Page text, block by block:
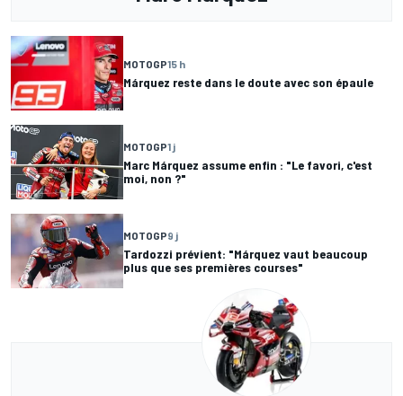
MOTOGP15 h
Márquez reste dans le doute avec son épaule
MOTOGP1 j
Marc Márquez assume enfin : "Le favori, c'est
moi, non ?"
MOTOGP9 j
Tardozzi prévient: "Márquez vaut beaucoup
plus que ses premières courses"